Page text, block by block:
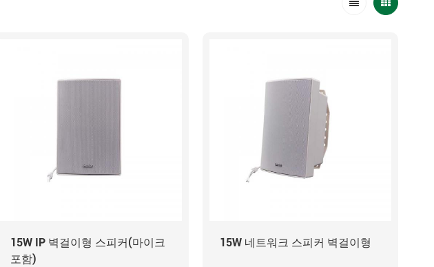
15W IP 벽걸이형 스피커(마이크
포함)
15W 네트워크 스피커 벽걸이형